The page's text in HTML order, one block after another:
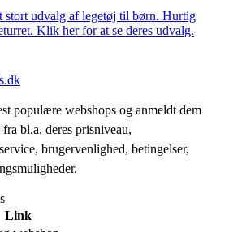
udvalg af legetøj til børn. Hurtig
Klik her for at se deres udvalg.
populære webshops og anmeldt dem
bl.a. deres prisniveau,
brugervenlighed, betingelser,
Link